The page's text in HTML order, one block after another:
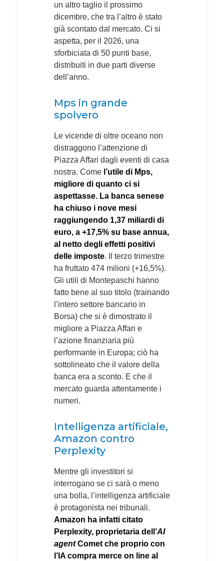
un altro taglio il prossimo
dicembre, che tra l’altro è stato
già scontato dal mercato. Ci si
aspetta, per il 2026, una
sforbiciata di 50 punti base,
distribuiti in due parti diverse
dell’anno.
Mps in grande
spolvero
Le vicende di oltre oceano non
distraggono l’attenzione di
Piazza Affari dagli eventi di casa
nostra. Come l’utile di Mps,
migliore di quanto ci si
aspettasse. La banca senese
ha chiuso i nove mesi
raggiungendo 1,37 miliardi di
euro, a +17,5% su base annua,
al netto degli effetti positivi
delle imposte. Il terzo trimestre
ha fruttato 474 milioni (+16,5%).
Gli utili di Montepaschi hanno
fatto bene al suo titolo (trainando
l’intero settore bancario in
Borsa) che si è dimostrato il
migliore a Piazza Affari e
l’azione finanziaria più
performante in Europa; ciò ha
sottolineato che il valore della
banca era a sconto. E che il
mercato guarda attentamente i
numeri.
Intelligenza artificiale,
Amazon contro
Perplexity
Mentre gli investitori si
interrogano se ci sarà o meno
una bolla, l’intelligenza artificiale
è protagonista nei tribunali.
Amazon ha infatti citato
Perplexity, proprietaria dell’AI
agentComet che proprio con
l’IA compra merce on line al